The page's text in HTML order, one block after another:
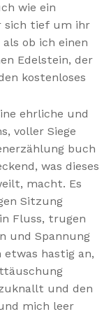
wie ein
sich tief um ihr
ob ich einen
Edelstein, der
kostenloses
ehrliche und
voller Siege
buch
was dieses
macht. Es
Sitzung
Fluss, trugen
und Spannung
hastig an,
und den
mich leer